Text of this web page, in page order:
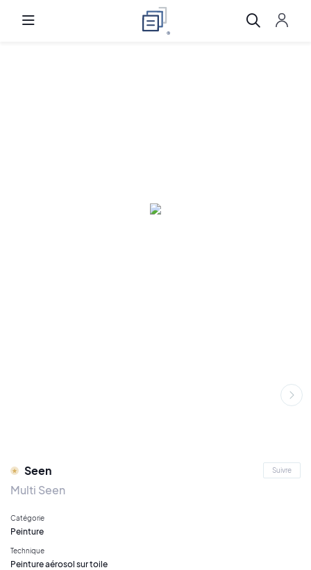
Seen Suivre
Multi Seen
Catégorie
Peinture
Technique
Peinture aérosol sur toile